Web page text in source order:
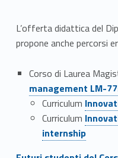
P
e
r
L’offerta didattica del
propone anche percorsi
Corso di Laurea
management LM-
Curriculum Link identifier #identifier__183453-2
Curriculum Link identifier #identifier__108884-3
internship
Link identifier #identifier__51511-4